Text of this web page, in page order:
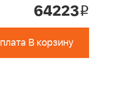
64223i
В корзину